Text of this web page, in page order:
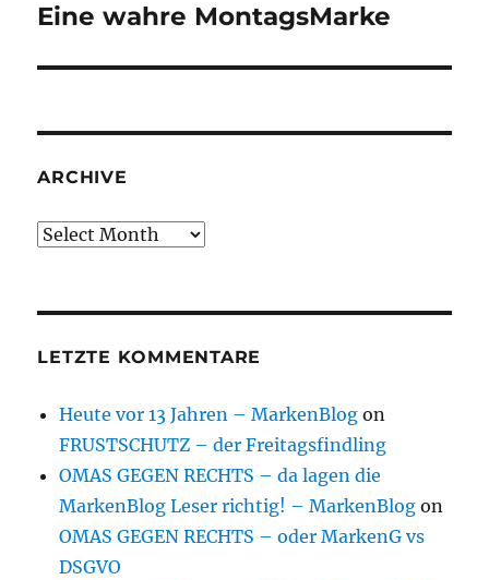
Next
Eine wahre MontagsMarke
ARCHIVE
Archive
LETZTE KOMMENTARE
Heute vor 13 Jahren – MarkenBlog on
FRUSTSCHUTZ – der Freitagsfindling
OMAS GEGEN RECHTS – da lagen die
MarkenBlog Leser richtig! – MarkenBlog on
OMAS GEGEN RECHTS – oder MarkenG vs
DSGVO